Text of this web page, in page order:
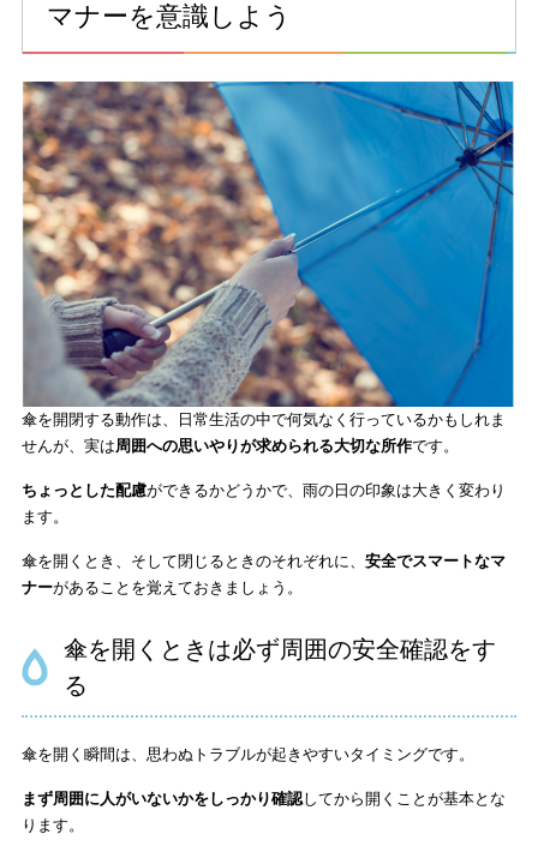
マナーを意識しよう
傘を開閉する動作は、日常生活の中で何気なく行っているかもしれま
せんが、実は周囲への思いやりが求められる大切な所作です。
ちょっとした配慮ができるかどうかで、雨の日の印象は大きく変わり
ます。
傘を開くとき、そして閉じるときのそれぞれに、 安全でスマートなマ
ナーがあることを覚えておきましょう。
傘を開くときは必ず周囲の安全確認をす
る
傘を開く瞬間は、思わぬトラブルが起きやすいタイミングです。
まず周囲に人がいないかをしっかり確認してから開くことが基本とな
ります。